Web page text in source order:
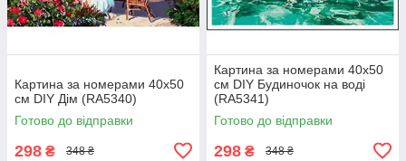
Картина за номерами 40х50
см DIY Дім (RA5340)
Готово до відправки
298 ₴ 348 ₴
Картина за номерами 40х50
см DIY Будиночок на воді
(RA5341)
Готово до відправки
298 ₴ 348 ₴